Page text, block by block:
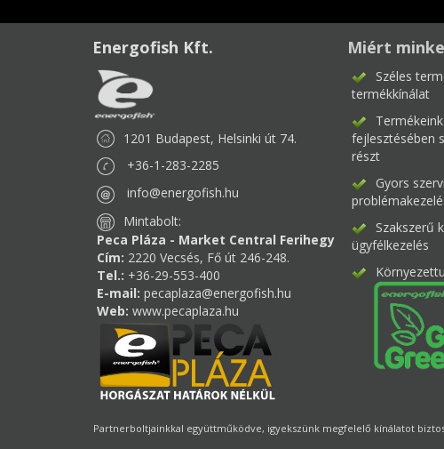
Energofish Kft.
1201 Budapest, Helsinki út 74.
+36-1-283-2285
info@energofish.hu
Mintabolt:
Peca Pláza - Market Central Ferihegy
Cím: 2220 Vecsés, Fő út 246-248.
Tel.: +36-29-553-400
E-mail: pecaplaza@energofish.hu
Web: www.pecaplaza.hu
Miért
Széles
termékkínálat
fejlesztésében
részt
Gyors
Szakszerű
ügyfélkezelés
Partnerboltjainkkal együttműködve, igyekszünk megfelelő kínálatot